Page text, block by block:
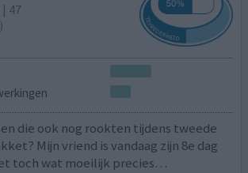
47
die ook nog rookten tijdens tweede
Mijn vriend is vandaag zijn 8e dag
toch wat moeilijk precies…